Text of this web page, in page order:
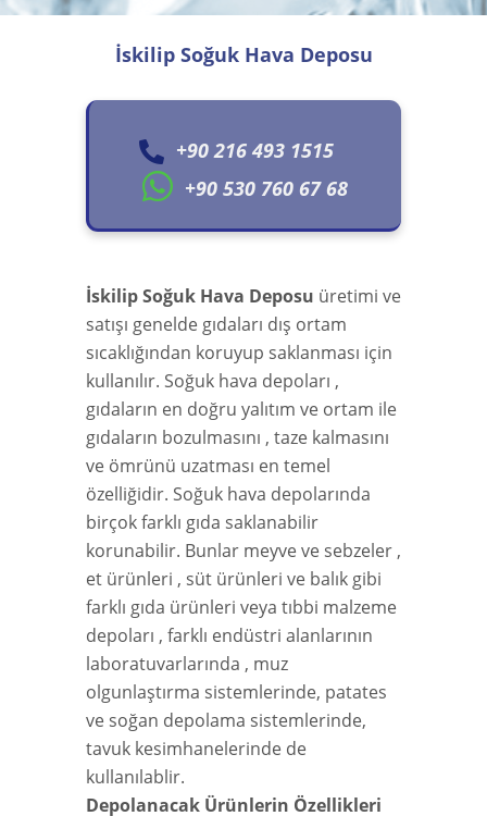
İskilip Soğuk Hava Deposu
+90 216 493 1515
+90 530 760 67 68
İskilip Soğuk Hava Deposu üretimi ve
satışı genelde gıdaları dış ortam
sıcaklığından koruyup saklanması için
kullanılır. Soğuk hava depoları ,
gıdaların en doğru yalıtım ve ortam ile
gıdaların bozulmasını , taze kalmasını
ve ömrünü uzatması en temel
özelliğidir. Soğuk hava depolarında
birçok farklı gıda saklanabilir
korunabilir. Bunlar meyve ve sebzeler ,
et ürünleri , süt ürünleri ve balık gibi
farklı gıda ürünleri veya tıbbi malzeme
depoları , farklı endüstri alanlarının
laboratuvarlarında , muz
olgunlaştırma sistemlerinde, patates
ve soğan depolama sistemlerinde,
tavuk kesimhanelerinde de
kullanılablir.
Depolanacak Ürünlerin Özellikleri